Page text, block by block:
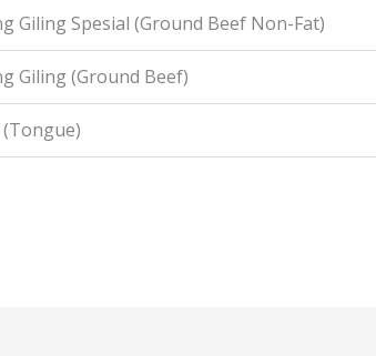
Giling Spesial (Ground Beef Non-Fat)
Giling (Ground Beef)